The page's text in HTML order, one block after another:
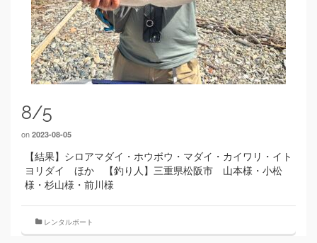
8/5
on 2023-08-05
【結果】シロアマダイ・ホウボウ・マダイ・カイワリ・イト
ヨリダイ ほか 【釣り人】三重県松阪市 山本様・小松
様・杉山様・前川様
レンタルボート